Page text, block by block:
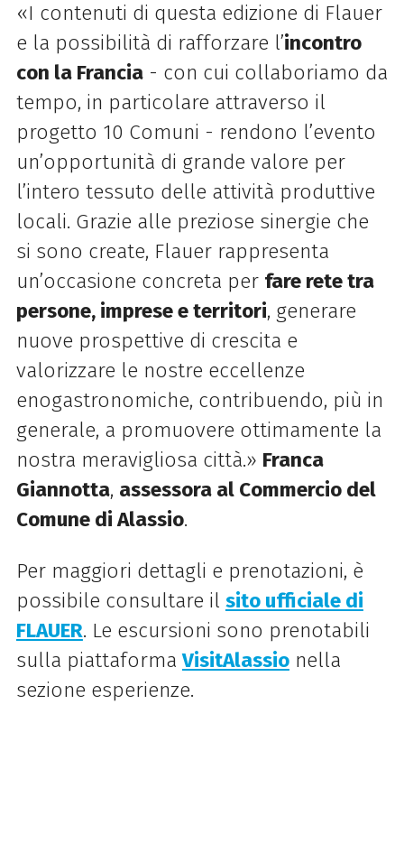
«I contenuti di questa edizione di Flauer
e la possibilità di rafforzare l’incontro
con la Francia- con cui collaboriamo da
tempo, in particolare attraverso il
progetto 10 Comuni - rendono l’evento
un’opportunità di grande valore per
l’intero tessuto delle attività produttive
locali. Grazie alle preziose sinergie che
si sono create, Flauer rappresenta
un’occasione concreta per fare rete tra
persone, imprese e territori, generare
nuove prospettive di crescita e
valorizzare le nostre eccellenze
enogastronomiche, contribuendo, più in
generale, a promuovere ottimamente la
nostra meravigliosa città.» Franca
Giannotta, assessora al Commercio del
Comune di Alassio.
Per maggiori dettagli e prenotazioni, è
possibile consultare il sito ufficiale di
FLAUER. Le escursioni sono prenotabili
sulla piattaformaVisitAlassionella
sezione esperienze.